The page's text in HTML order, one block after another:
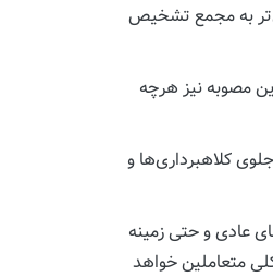
به مجمع تشخیص
مصوبه نیز هرچه
کلاهبرداری‌ها و
عادی و حتی زمینه
متعاملین خواهد